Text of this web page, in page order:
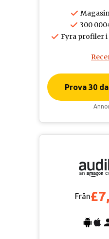
300
Fyra profiler i
Prova 30
Från